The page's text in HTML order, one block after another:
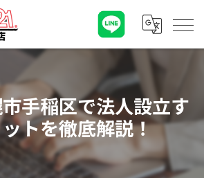
手稲区で法人設立す
トを徹底解説！